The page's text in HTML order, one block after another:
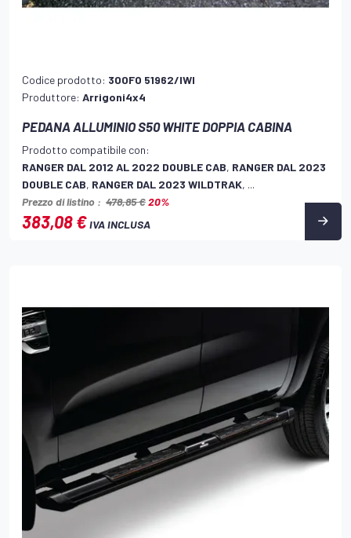
Codice prodotto: 300FO 51962/IWI
Produttore: Arrigoni4x4
PEDANA ALLUMINIO S50 WHITE DOPPIA CABINA
Prodotto compatibile con:
RANGER DAL 2012 AL 2022 DOUBLE CAB, RANGER DAL 2023
DOUBLE CAB, RANGER DAL 2023 WILDTRAK, ...
Prezzo di listino : 478,85 €20%
383,08 €IVA INCLUSA